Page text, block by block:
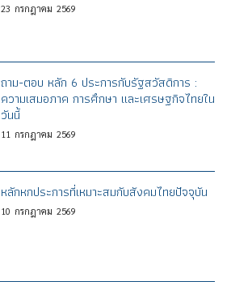
23 กรกฎาคม 2569
ถาม-ตอบ หลัก 6 ประการกับรัฐสวัสดิการ :
ความเสมอภาค การศึกษา และเศรษฐกิจไทยใน
วันนี้
11 กรกฎาคม 2569
หลักหกประการที่เหมาะสมกับสังคมไทยปัจจุบัน
10 กรกฎาคม 2569